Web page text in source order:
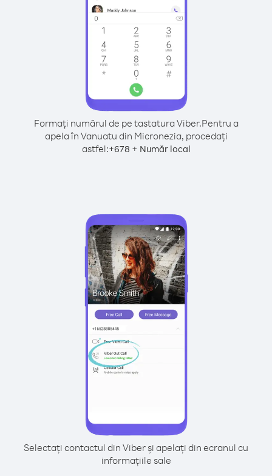
Formați numărul de pe tastatura Viber.Pentru a
apela în Vanuatu din Micronezia, procedați
astfel:+678 + Număr local
Selectați contactul din Viber și apelați din ecranul cu
informațiile sale